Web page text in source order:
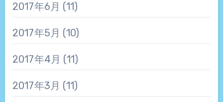
2017年6月 (11)
2017年5月 (10)
2017年4月 (11)
2017年3月 (11)